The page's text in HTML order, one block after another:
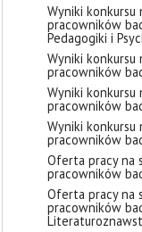
Wyniki
pracowników
Pedagogiki i
Wyniki
pracowników
Wyniki
pracowników
Wyniki
pracowników
Oferta pracy na
pracowników
Oferta pracy na
pracowników